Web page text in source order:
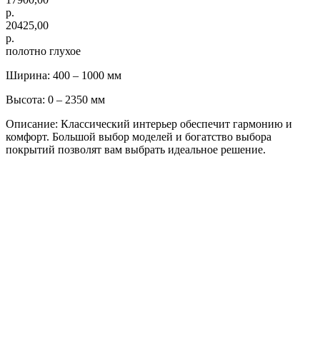
р.
20425,00
р.
полотно глухое
Ширина: 400 – 1000 мм
Высота: 0 – 2350 мм
Описание: Классический интерьер обеспечит гармонию и
комфорт. Большой выбор моделей и богатство выбора
покрытий позволят вам выбрать идеальное решение.